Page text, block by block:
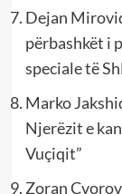
Dejan
përbashkët i
speciale të
Marko
Njerëzit e
Vuçiqit”
Zoran